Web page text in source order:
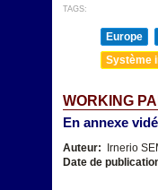
TAGS:
Europe
Système
WORKING
En annexe
Auteur:
Irnerio
Date de